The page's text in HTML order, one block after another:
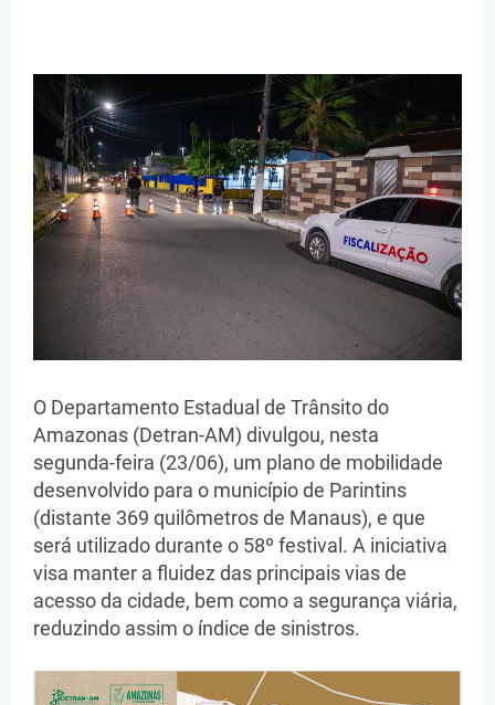
O Departamento Estadual de Trânsito do
Amazonas (Detran-AM) divulgou, nesta
segunda-feira (23/06), um plano de mobilidade
desenvolvido para o município de Parintins
(distante 369 quilômetros de Manaus), e que
será utilizado durante o 58º festival. A iniciativa
visa manter a fluidez das principais vias de
acesso da cidade, bem como a segurança viária,
reduzindo assim o índice de sinistros.